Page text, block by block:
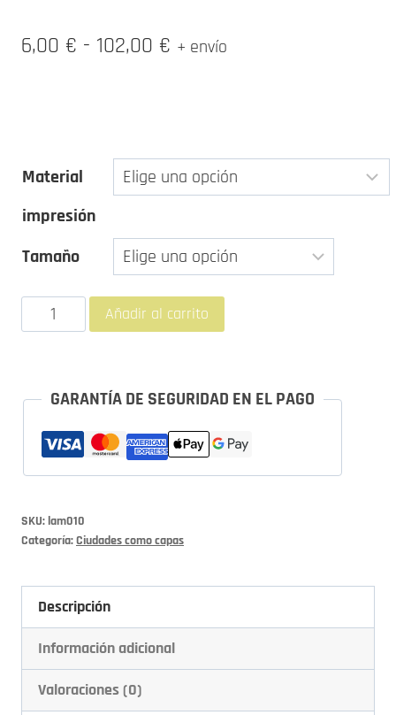
6,00 € - 102,00 € Rango
desde
6,00 €
102,00 €
+ envío
Material
impresión
Tamaño
Lámina
"Toledo"
Añadir al carrito
GARANTÍA DE SEGURIDAD EN EL PAGO
SKU:lam010
Categoría:Ciudades como capas
Descripción
Información adicional
Valoraciones (0)